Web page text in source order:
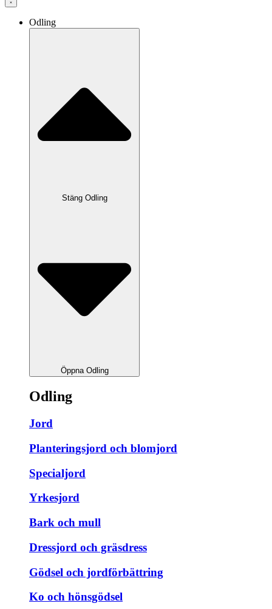
Odling
Stäng Odling
Öppna Odling
Odling
Jord
Planteringsjord och blomjord
Specialjord
Yrkesjord
Bark och mull
Dressjord och gräsdress
Gödsel och jordförbättring
Ko och hönsgödsel